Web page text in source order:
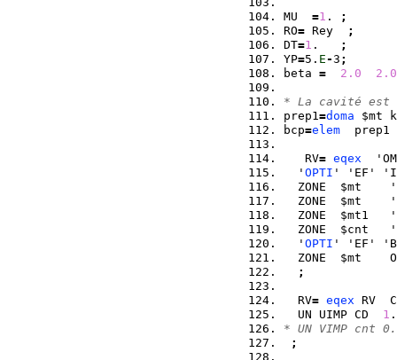
MU =1 .
;
RO= Rey
;
DT=1 .
;
YP=5. E-3 ;
beta = 2.0 2.0
* La cavité est
prep1=doma $mt
bcp=elem
prep1
   RV
= eqex
  '
OPTI ' 'EF'
ZONE  $mt
ZONE  $mt
ZONE  $mt1
ZONE  $cnt
  '
OPTI ' 'EF'
ZONE  $mt
;
  RV
= eqex RV
  UN UIMP CD
1
* UN VIMP cnt
;